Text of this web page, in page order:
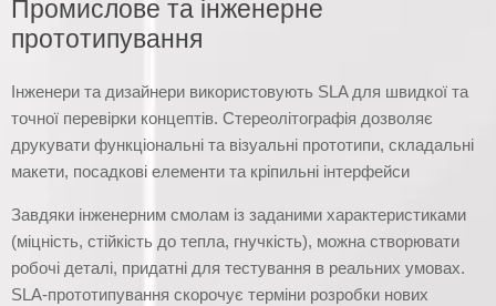
Промислове та інженерне
прототипування
Інженери та дизайнери використовують SLA для швидкої та
точної перевірки концептів. Стереолітографія дозволяє
друкувати функціональні та візуальні прототипи, складальні
макети, посадкові елементи та кріпильні інтерфейси
Завдяки інженерним смолам із заданими характеристиками
(міцність, стійкість до тепла, гнучкість), можна створювати
робочі деталі, придатні для тестування в реальних умовах.
SLA-прототипування скорочує терміни розробки нових